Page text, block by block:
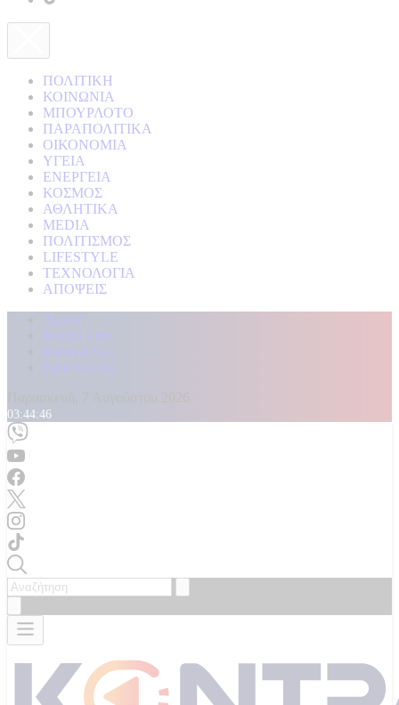
ΠΟΛΙΤΙΚΗ
ΚΟΙΝΩΝΙΑ
ΜΠΟΥΡΛΟΤΟ
ΠΑΡΑΠΟΛΙΤΙΚΑ
ΟΙΚΟΝΟΜΙΑ
ΥΓΕΙΑ
ΕΝΕΡΓΕΙΑ
ΚΟΣΜΟΣ
ΑΘΛΗΤΙΚΑ
MEDIA
ΠΟΛΙΤΙΣΜΟΣ
LIFESTYLE
ΤΕΧΝΟΛΟΓΙΑ
ΑΠΟΨΕΙΣ
Αρχική
Kontra Live
Καταγγελίες
Επικοινωνία
03:44:48